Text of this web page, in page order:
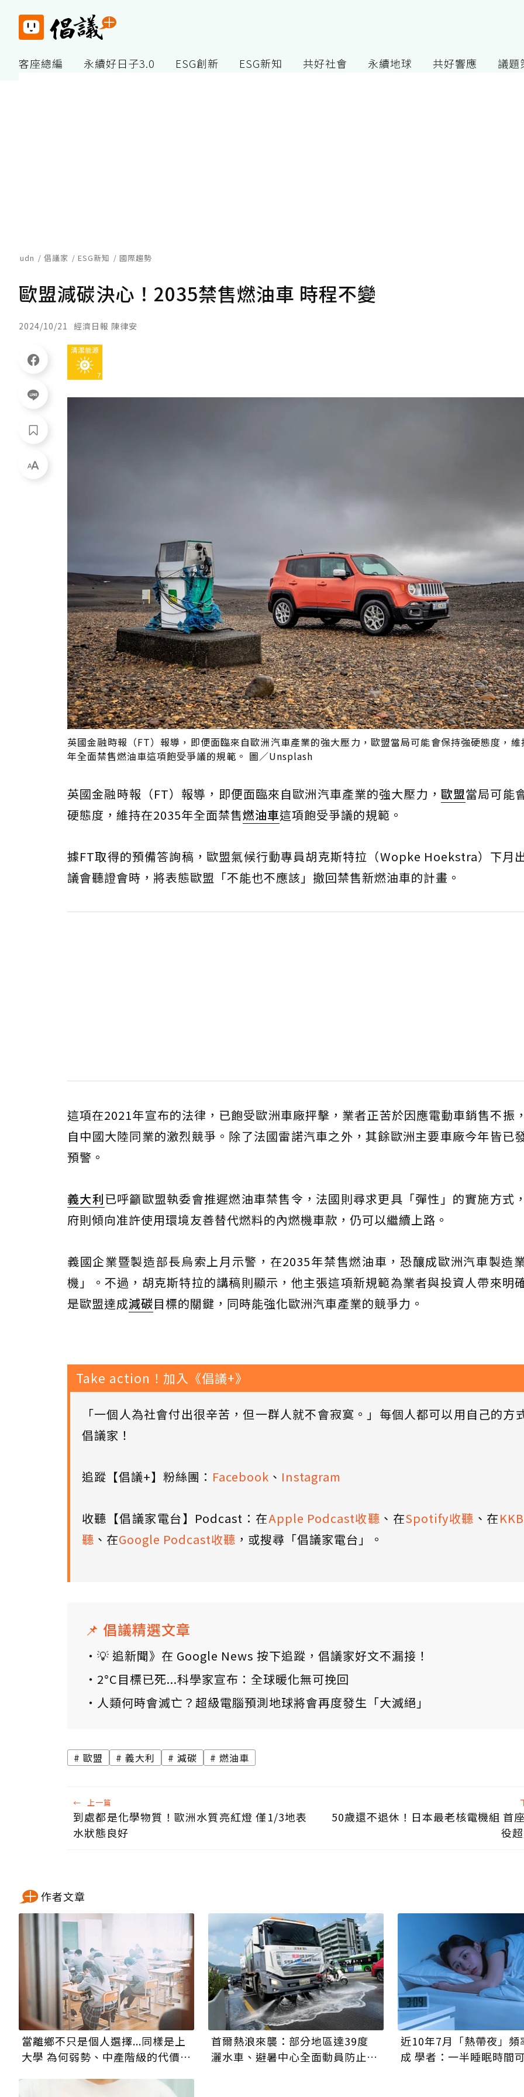
客座總編 永續好日子3.0 ESG創新 ESG新知 共好社會 永續地球 共好響應 議題
udn 倡議家 ESG新知 國際趨勢
歐盟減碳決心！2035禁售燃油車 時程不變
2024/10/21 經濟日報 陳律安
英國金融時報（FT）報導，即便面臨來自歐洲汽車產業的強大壓力，歐盟當局可能會保持強硬態度，
年全面禁售燃油車這項飽受爭議的規範。 圖／Unsplash
英國金融時報（FT）報導，即便面臨來自歐洲汽車產業的強大壓力， 歐盟當局可能
硬態度，維持在2035年全面禁售燃油車這項飽受爭議的規範。
據FT取得的預備答詢稿，歐盟氣候行動專員胡克斯特拉（Wopke Hoekstra）下月
議會聽證會時，將表態歐盟「不能也不應該」撤回禁售新燃油車的計畫。
這項在2021年宣布的法律，已飽受歐洲車廠抨擊，業者正苦於因應電動車銷售不振
自中國大陸同業的激烈競爭。除了法國雷諾汽車之外，其餘歐洲主要車廠今年皆已
預警。
義大利已呼籲歐盟執委會推遲燃油車禁售令，法國則尋求更具「彈性」的實施方式
府則傾向准許使用環境友善替代燃料的內燃機車款，仍可以繼續上路。
義國企業暨製造部長烏索上月示警，在2035年禁售燃油車，恐釀成歐洲汽車製造
機」。不過，胡克斯特拉的講稿則顯示，他主張這項新規範為業者與投資人帶來明
是歐盟達成減碳目標的關鍵，同時能強化歐洲汽車產業的競爭力。
Take action！加入《倡議+》
「一個人為社會付出很辛苦，但一群人就不會寂寞。」每個人都可以用自己的方
倡議家！
追蹤【倡議+】粉絲團： Facebook 、 Instagram
收聽【倡議家電台】Podcast：在Apple Podcast收聽 、在Spotify收聽 、在
聽 、在Google Podcast收聽 ，或搜尋「倡議家電台」。
📌 倡議精選文章
💡 追新聞》在 Google News 按下追蹤，倡議家好文不漏接！
2°C目標已死...科學家宣布：全球暖化無可挽回
人類何時會滅亡？超級電腦預測地球將會再度發生「大滅絕」
歐盟 義大利 減碳 燃油車
← 上一篇
到處都是化學物質！歐洲水質亮紅燈 僅1/3地表
水狀態良好
50歲還不退休！日本最老核電機組 首
役
作者文章
當離鄉不只是個人選擇...同樣是上
大學 為何弱勢、中產階級的代價截
首爾熱浪來襲：部分地區達39度
灑水車、避暑中心全面動員防止熱
近10年7月「熱帶夜」頻
成 學者：一半睡眠時間